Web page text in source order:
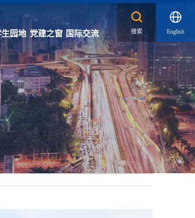
搜索 English
园地 党建之窗 国际交流